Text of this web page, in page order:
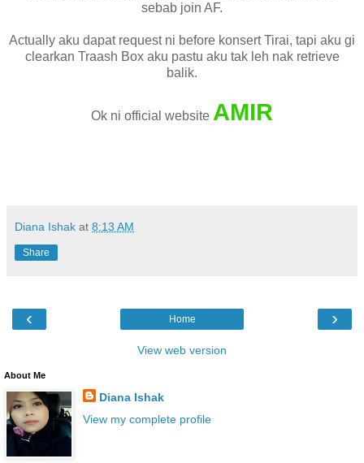
sebab join AF.
Actually aku dapat request ni before konsert Tirai, tapi aku gi
clearkan Traash Box aku pastu aku tak leh nak retrieve
balik.
Ok ni official website AMIR
Diana Ishak at 8:13 AM
Share
‹ ›
Home
View web version
About Me
Diana Ishak
View my complete profile